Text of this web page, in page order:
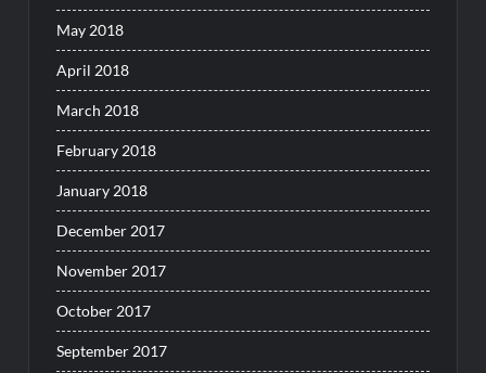
May 2018
April 2018
March 2018
February 2018
January 2018
December 2017
November 2017
October 2017
September 2017